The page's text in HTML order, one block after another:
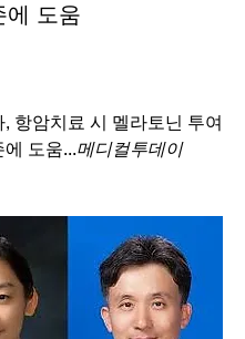
에 도움
항암치료 시 멜라토닌 투여
도움...메디컬투데이